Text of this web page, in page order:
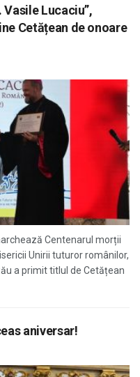
Vasile Lucaciu”,
Cetățean de onoare
Centenarul morții
Unirii tuturor românilor,
a primit titlul de Cetățean
aniversar!